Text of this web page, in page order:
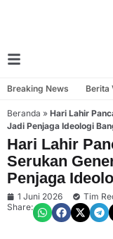
Breaking News Berita
Beranda » Hari Lahir
Jadi Penjaga Ideologi
Hari Lahir
Serukan
Penjaga
1 Juni 2026
Tim
Share: